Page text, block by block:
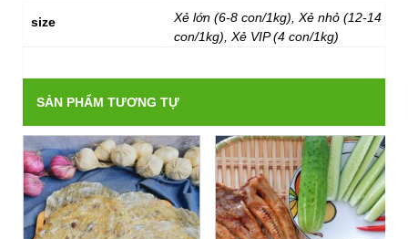
size
Xẻ lớn (6-8 con/1kg), Xẻ nhỏ (12-14
con/1kg), Xẻ VIP (4 con/1kg)
SẢN PHẨM TƯƠNG TỰ